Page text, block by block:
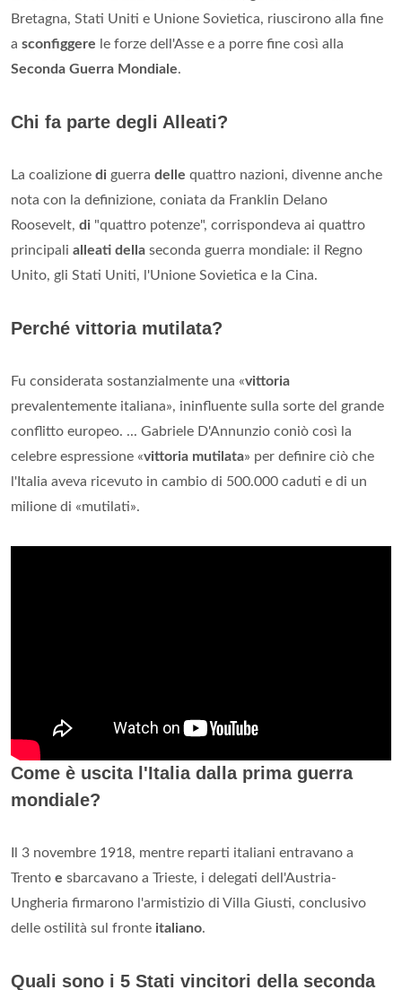
Chi ha sconfitto la Germania nella seconda
guerra mondiale?
LA SCONFITTA DELL'ASSE Gli Alleati, guidati da Gran
Bretagna, Stati Uniti e Unione Sovietica, riuscirono alla fine
a sconfiggere le forze dell'Asse e a porre fine così alla
La coalizione di guerra delle
quattro nazioni, divenne anche
nota con la definizione, coniata da Franklin Delano
Roosevelt,
"quattro potenze", corrispondeva ai quattro
principali
alleati della
seconda guerra mondiale: il Regno
Unito, gli Stati Uniti, l'Unione Sovietica e la Cina.
Perché vittoria mutilata?
prevalentemente italiana», ininfluente sulla sorte del grande
conflitto europeo. ... Gabriele D'Annunzio coniò così la
celebre espressione «vittoria mutilata» per definire ciò che
l'Italia aveva ricevuto in cambio di 500.000 caduti e di un